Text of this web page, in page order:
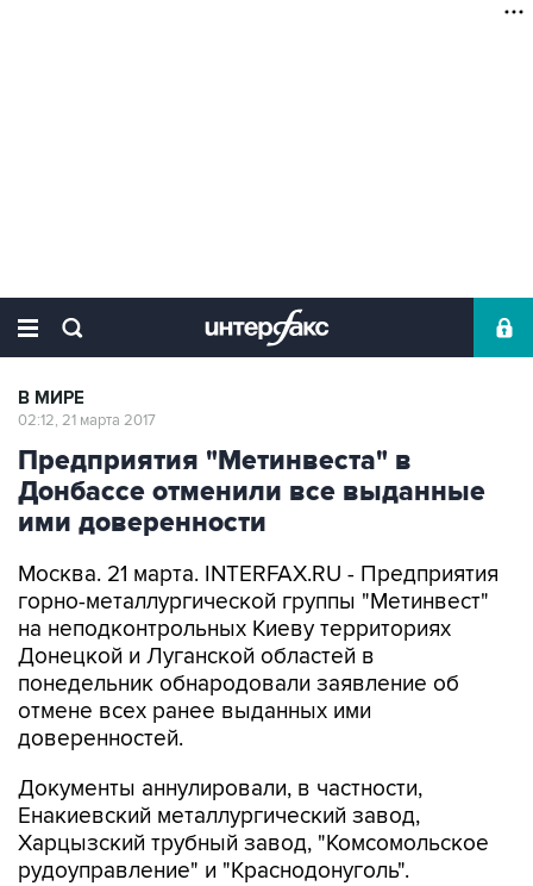
В МИРЕ
02:12, 21 марта 2017
Предприятия "Метинвеста" в
Донбассе отменили все выданные
ими доверенности
Москва. 21 марта. INTERFAX.RU - Предприятия
горно-металлургической группы "Метинвест"
на неподконтрольных Киеву территориях
Донецкой и Луганской областей в
понедельник обнародовали заявление об
отмене всех ранее выданных ими
доверенностей.
Документы аннулировали, в частности,
Енакиевский металлургический завод,
Харцызский трубный завод, "Комсомольское
рудоуправление" и "Краснодонуголь".